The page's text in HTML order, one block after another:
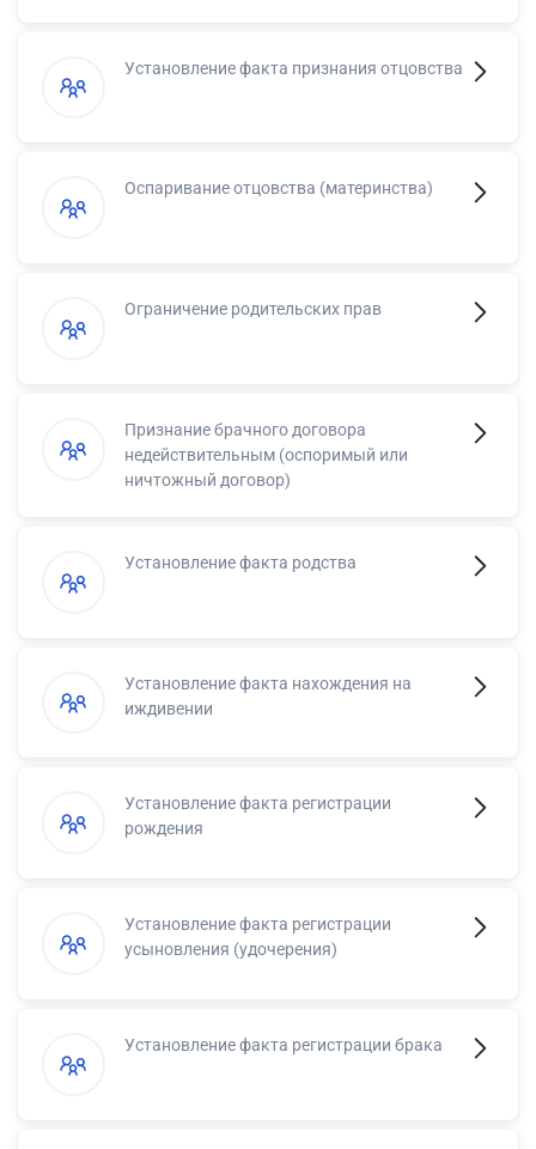
Установление факта признания отцовства
Оспаривание отцовства (материнства)
Ограничение родительских прав
Признание брачного договора
недействительным (оспоримый или
ничтожный договор)
Установление факта родства
Установление факта нахождения на
иждивении
Установление факта регистрации
рождения
Установление факта регистрации
усыновления (удочерения)
Установление факта регистрации брака